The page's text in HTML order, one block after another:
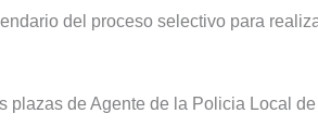
del proceso selectivo para
plazas de Agente de la Policia Local